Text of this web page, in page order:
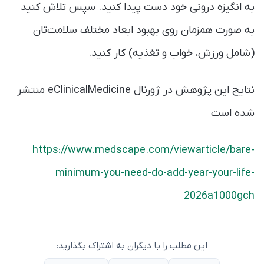
به انگیزه درونی خود دست پیدا کنید. سپس تلاش کنید
به صورت همزمان روی بهبود ابعاد مختلف سلامت‌تان
(شامل ورزش، خواب و تغذیه) کار کنید.
نتایج این پژوهش در ژورنال eClinicalMedicine منتشر
شده است
https://www.medscape.com/viewarticle/bare-
minimum-you-need-do-add-year-your-life-
2026a1000gch
این مطلب را با دیگران به اشتراک بگذارید: